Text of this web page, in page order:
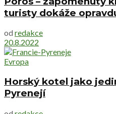
turisty dokáže
od redakce
20.8.2022
Evropa
Horský kotel jako
Pyrenejí